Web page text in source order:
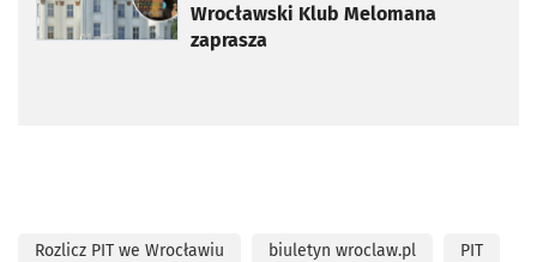
Wrocławski Klub Melomana
zaprasza
Rozlicz PIT we Wrocławiu biuletyn wroclaw.pl PIT